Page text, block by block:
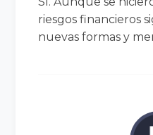
riesgos financieros
nuevas formas y